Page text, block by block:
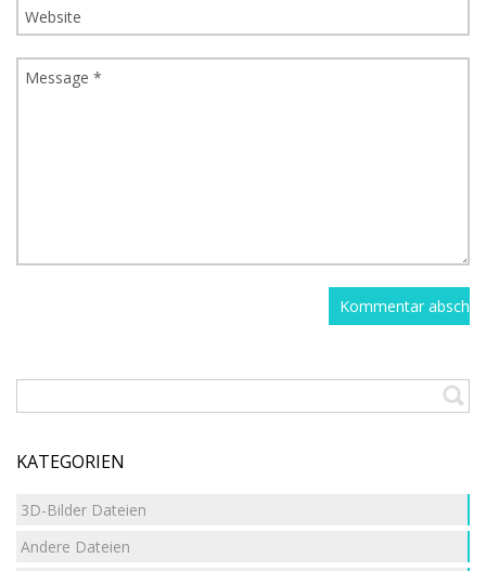
KATEGORIEN
3D-Bilder Dateien
Andere Dateien